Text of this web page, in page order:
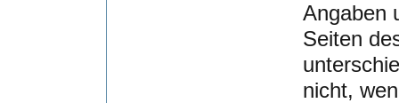
Angaben
Seiten
nicht,